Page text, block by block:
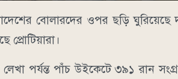
বোলারদের ওপর ছড়ি
প্রোটিয়ারা।
পর্যন্ত পাঁচ উইকেটে ৩৯১ রান